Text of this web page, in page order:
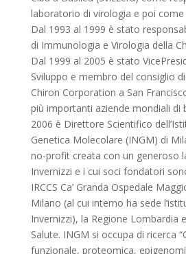
laboratorio di virologia e poi
Dal 1993 al 1999 è stato
di Immunologia e Virologia della
Dal 1999 al 2005 è stato
Sviluppo e membro del consiglio
Chiron Corporation a San
più importanti aziende mondiali di
2006 è Direttore Scientifico
Genetica Molecolare (INGM) di
no-profit creata con un generoso
Invernizzi e i cui soci fondatori
IRCCS Ca’ Granda Ospedale
Milano (al cui interno ha sede
Invernizzi), la Regione Lombardia
Salute. INGM si occupa di ricerca
funzionale, proteomica,